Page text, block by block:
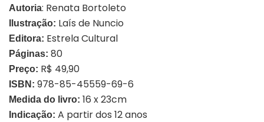
Autoria: Renata Bortoleto
Ilustração: Laís de Nuncio
Editora: Estrela Cultural
Páginas: 80
Preço: R$ 49,90
ISBN: 978-85-45559-69-6
Medida do livro: 16 x 23cm
Indicação: A partir dos 12 anos